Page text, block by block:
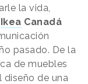
la vida,
Ikea Canadá
pasado. De la
de muebles
diseño de una